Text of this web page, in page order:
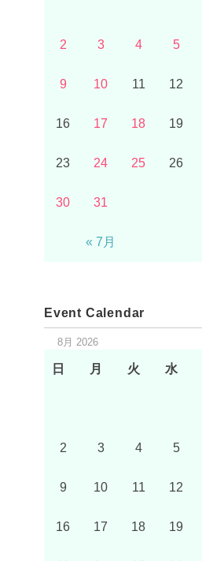
2 3 4 5
9 10 11 12
16 17 18 19
23 24 25 26
30 31
« 7月
Event Calendar
8月 2026
日 月 火 水
2 3 4 5
9 10 11 12
16 17 18 19